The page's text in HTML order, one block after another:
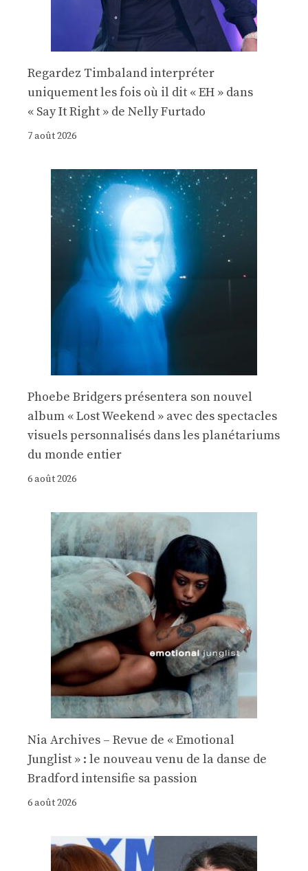
Regardez Timbaland interpréter
uniquement les fois où il dit « EH » dans
« Say It Right » de Nelly Furtado
7 août 2026
Phoebe Bridgers présentera son nouvel
album « Lost Weekend » avec des spectacles
visuels personnalisés dans les planétariums
du monde entier
6 août 2026
Nia Archives – Revue de « Emotional
Junglist » : le nouveau venu de la danse de
Bradford intensifie sa passion
6 août 2026